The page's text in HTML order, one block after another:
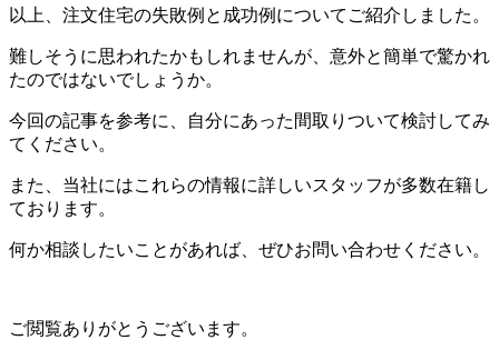
以上、注文住宅の失敗例と成功例についてご紹介しました。
難しそうに思われたかもしれませんが、意外と簡単で驚かれ
たのではないでしょうか。
今回の記事を参考に、自分にあった間取りついて検討してみ
てください。
また、当社にはこれらの情報に詳しいスタッフが多数在籍し
ております。
何か相談したいことがあれば、ぜひお問い合わせください。
ご閲覧ありがとうございます。